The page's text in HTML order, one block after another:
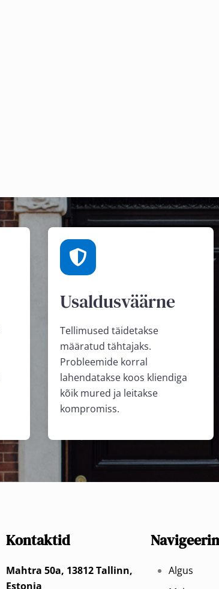
Usaldusväärne
Tellimused täidetakse
määratud tähtajaks.
Probleemide korral
lahendatakse koos kliendiga
kõik mured ja leitakse
kompromiss.
Kontaktid
Mahtra 50a, 13812 Tallinn,
Estonia
Algus